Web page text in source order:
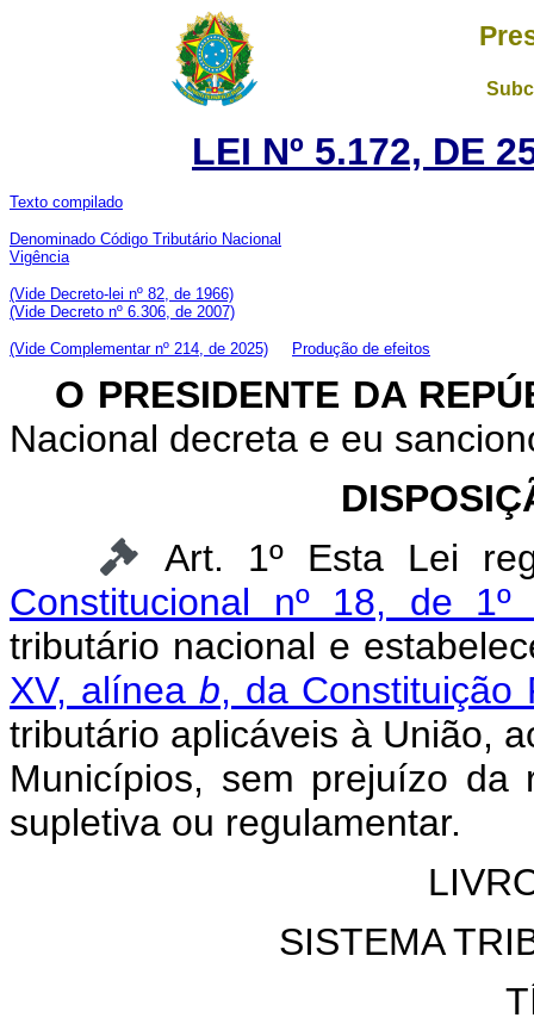
LEI Nº 5.172, DE
Texto compilado
Denominado Código Tributário Nacional
Vigência
(Vide Decreto-lei nº 82, de 1966)
(Vide Decreto nº 6.306, de 2007)
(Vide Complementar nº 214, de 2025) Produção de efeitos
O PRESIDENTE DA
Nacional decreta e eu
Art. 1º Esta Lei
Constitucional nº 18, de
tributário nacional e
XV, alínea b, da Constituição
tributário aplicáveis à União,
Municípios, sem prejuízo da
supletiva ou regulamentar.
SISTEMA